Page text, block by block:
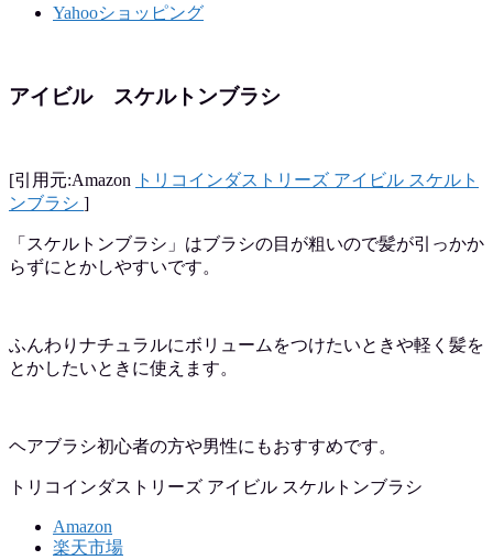
Yahooショッピング
アイビル スケルトンブラシ
[引用元:Amazon
トリコインダストリーズ アイビル スケルト
ンブラシ ]
「スケルトンブラシ」はブラシの目が粗いので髪が引っかか
らずにとかしやすいです。
ふんわりナチュラルにボリュームをつけたいときや軽く髪を
とかしたいときに使えます。
ヘアブラシ初心者の方や男性にもおすすめです。
トリコインダストリーズ アイビル スケルトンブラシ
Amazon
楽天市場